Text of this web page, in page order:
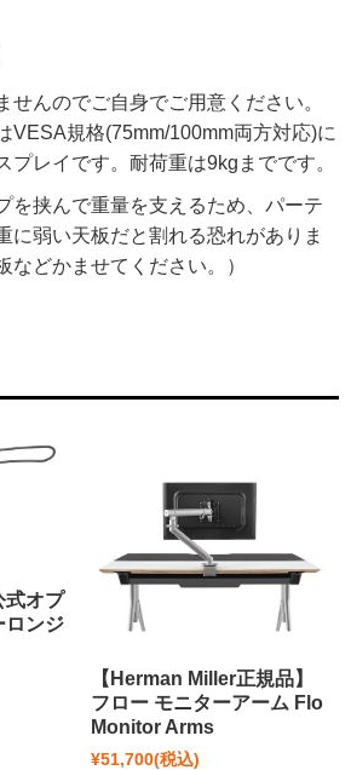
せんのでご自身でご用意ください。
VESA規格(75mm/100mm両方対応)に
プレイです。耐荷重は9kgまでです。
を挟んで重量を支えるため、パーテ
に弱い天板だと割れる恐れがありま
などかませてください。）
式オプ
ロンジ
【Herman Miller正規品】
フロー モニターアーム Flo
Monitor Arms
¥51,700(税込)